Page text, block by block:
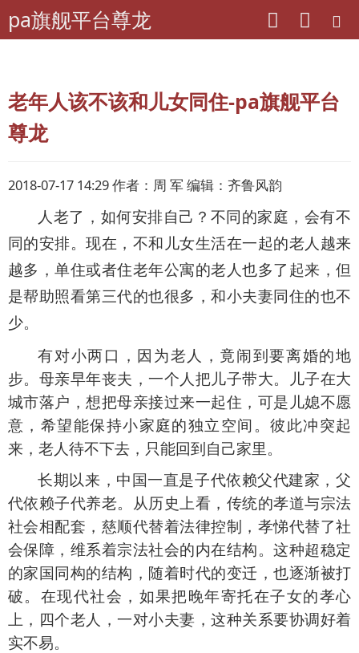
pa旗舰平台尊龙
pa旗舰平台尊龙 老年期刊联盟
老年人该不该和儿女同住-pa旗舰平台
尊龙
2018-07-17 14:29 作者：周 军 编辑：齐鲁风韵
人老了，如何安排自己？不同的家庭，会有不
同的安排。现在，不和儿女生活在一起的老人越来
越多，单住或者住老年公寓的老人也多了起来，但
是帮助照看第三代的也很多，和小夫妻同住的也不
少。
有对小两口，因为老人，竟闹到要离婚的地
步。母亲早年丧夫，一个人把儿子带大。儿子在大
城市落户，想把母亲接过来一起住，可是儿媳不愿
意，希望能保持小家庭的独立空间。彼此冲突起
来，老人待不下去，只能回到自己家里。
长期以来，中国一直是子代依赖父代建家，父
代依赖子代养老。从历史上看，传统的孝道与宗法
社会相配套，慈顺代替着法律控制，孝悌代替了社
会保障，维系着宗法社会的内在结构。这种超稳定
的家国同构的结构，随着时代的变迁，也逐渐被打
破。在现代社会，如果把晚年寄托在子女的孝心
上，四个老人，一对小夫妻，这种关系要协调好着
实不易。